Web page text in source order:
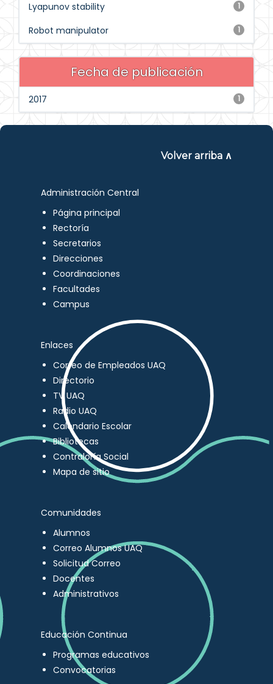
1
Lyapunov stability
1
Robot manipulator
Fecha de publicación
1
2017
Volver arriba ∧
Administración Central
Página principal
Rectoría
Secretarios
Direcciones
Coordinaciones
Facultades
Campus
Enlaces
Correo de Empleados UAQ
Directorio
TV UAQ
Radio UAQ
Calendario Escolar
Bibliotecas
Contraloría Social
Mapa de sitio
Comunidades
Alumnos
Correo Alumnos UAQ
Solicitud Correo
Docentes
Administrativos
Educación Continua
Programas educativos
Convocatorias